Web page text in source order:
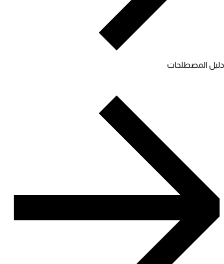
دليل المصطلحات